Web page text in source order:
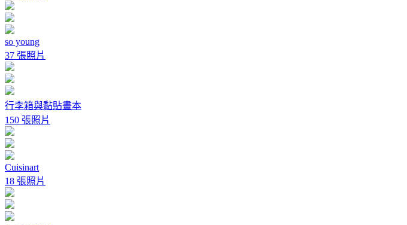
so young
37 張照片
行李箱與黏貼畫本
150 張照片
Cuisinart
18 張照片